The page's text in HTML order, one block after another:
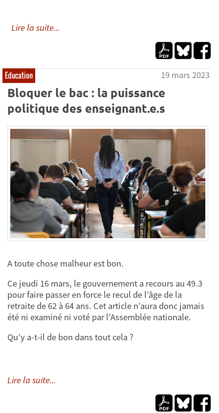
Lire la suite...
Education 19 mars 2023
Bloquer le bac : la puissance
politique des enseignant.e.s
A toute chose malheur est bon.
Ce jeudi 16 mars, le gouvernement a recours au 49.3
pour faire passer en force le recul de l’âge de la
retraite de 62 à 64 ans. Cet article n’aura donc jamais
été ni examiné ni voté par l’Assemblée nationale.
Qu’y a-t-il de bon dans tout cela ?
Lire la suite...